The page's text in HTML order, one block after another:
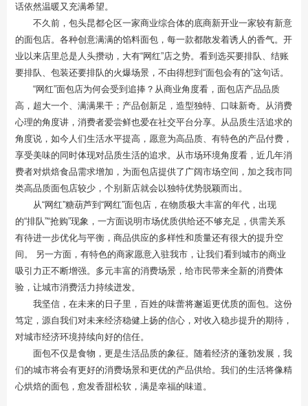
话依然温暖又充满希望。
不久前，包头昆都仑区一家商业综合体的底商新开业一家较有新意
的面包店。各种创意满满的馅料面包，每一款都散发着诱人的香气。开
业以来店里总是人头攒动，大有“网红”店之势。看到选买要排队、结账
要排队、包装还要排队的火爆场景，不由得想到“面包会有的”这句话。
“网红”面包店为何会受到追捧？从商业角度看，面包店产品品质
高，超大一个、满满果干；产品创新足，造型独特、口味新奇。从消费
心理的角度讲，消费者爱尝鲜也爱在社交平台分享。从品质生活追求的
角度说，如今人们生活水平提高，愿意为高品质、有特色的产品付费，
享受美味的同时体现对品质生活的追求。从市场环境角度看，近几年消
费者对烘焙食品需求增加，为面包店提供了广阔市场空间，加之我市同
类高品质面包店较少，个别新店就会以独特优势脱颖而出。
从“网红”糖葫芦到“网红”面包店，在物质极大丰富的年代，出现
的“排队”“抢购”现象，一方面说明市场优质供给还不够充足，供需关系
有待进一步优化与平衡，商品供应的多样性和质量还有很大的提升空
间。 另一方面，有特色的商家愿意入驻我市，让我们看到城市的商业
吸引力正不断增强。多元丰富的消费场景，给市民带来全新的消费体
验，让城市消费活力持续迸发。
我坚信，在未来的日子里，百姓的味蕾将邂逅更优质的面包。这份
笃定，源自我们对未来经济稳健上扬的信心，对收入稳步提升的期待，
对城市经济环境持续向好的信任。
面包不仅是食物，更是生活品质的象征。随着经济的蓬勃发展，我
们的城市将会有更好的消费场景和更优的产品供给。我们的生活将像精
心烘焙的面包，愈发香甜松软，满是幸福的味道。